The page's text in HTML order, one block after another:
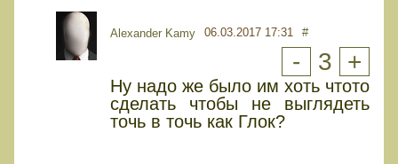
Alexander Kamy 06.03.2017 17:31 #
- 3 +
Ну надо же было им хоть чтото
сделать чтобы не выглядеть
точь в точь как Глок?